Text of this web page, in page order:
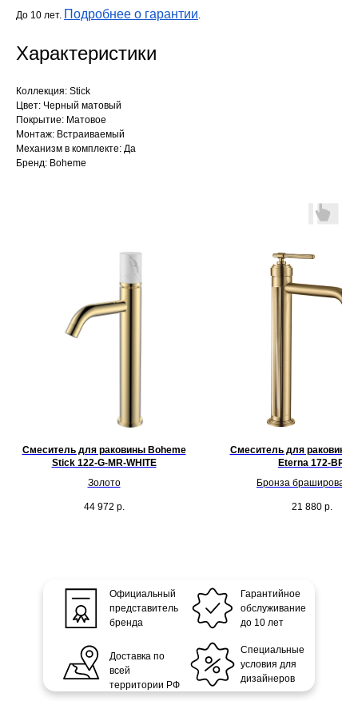
До 10 лет. Подробнее о гарантии.
Характеристики
Коллекция: Stick
Цвет: Черный матовый
Покрытие: Матовое
Монтаж: Встраиваемый
Механизм в комплекте: Да
Бренд: Boheme
Смеситель для раковины Boheme
Stick 122-G-MR-WHITE
Золото
44 972 р.
Смеситель для раковины
Eterna 172-BR
Бронза
21 880 р.
Официальный
представитель
бренда
Доставка по
всей
территории РФ
Гарантийное
обслуживание
до 10 лет
Специальные
условия для
дизайнеров